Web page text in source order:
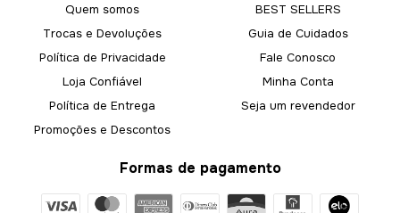
Quem somos
Trocas e Devoluções
Política de Privacidade
Loja Confiável
Política de Entrega
Promoções e Descontos
BEST SELLERS
Guia de Cuidados
Fale Conosco
Minha Conta
Seja um revendedor
Formas de pagamento